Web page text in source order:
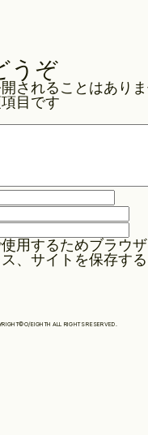
Philosophy
うぞ
されることはありま
目です
用するためブラウ
、サイトを保存する
EIGHTH ALL RIGHTS RESERVED.